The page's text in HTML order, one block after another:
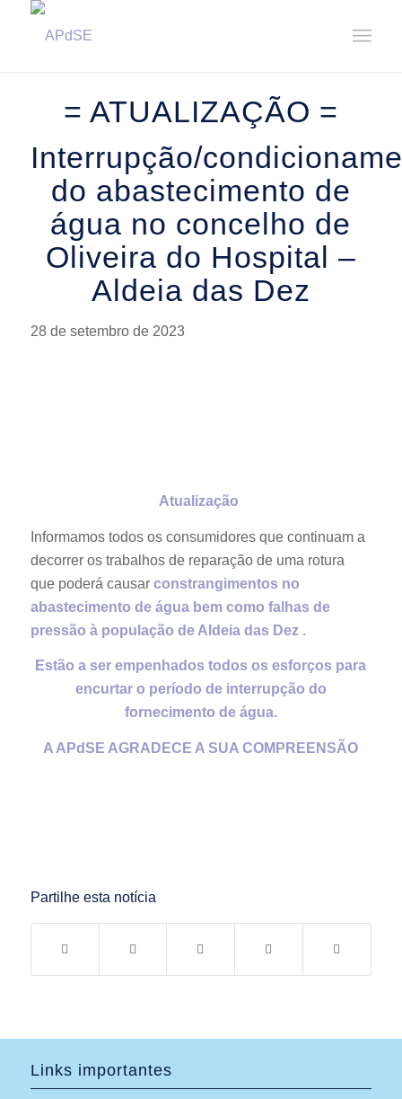
Interrupção/condicionamento do abastecimento de água no concelho de Ol...
= ATUALIZAÇÃO =
Interrupção/
do abastecimento de
água no concelho de
Oliveira do Hospital –
Aldeia das Dez
28 de setembro de 2023
Atualização
Informamos todos os consumidores que continuam a
decorrer os trabalhos de reparação de uma rotura
que poderá causar constrangimentos no
abastecimento de água bem como falhas de
pressão à população de Aldeia das Dez .
Estão a ser empenhados todos os esforços para
encurtar o período de interrupção do
fornecimento de água.
A APdSE AGRADECE A SUA COMPREENSÃO
Partilhe esta notícia
Links importantes